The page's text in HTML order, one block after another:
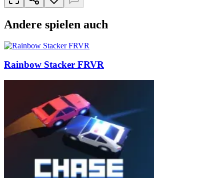
Andere spielen auch
Rainbow Stacker FRVR